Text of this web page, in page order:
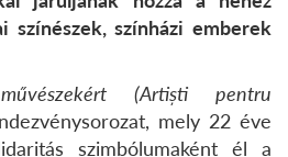
színészek, színházi emberek
(Artiști pentru
mely 22 éve
szimbólumaként él a